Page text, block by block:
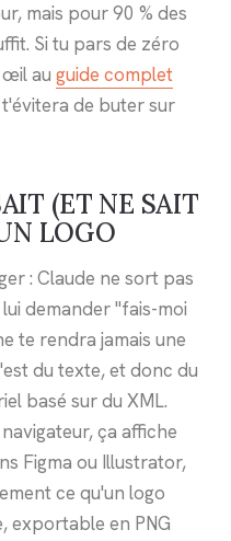
mais pour 90 % des
Si tu pars de zéro
œil au guide complet
t'évitera de buter sur
(ET NE SAIT
LOGO
: Claude ne sort pas
lui demander "fais-moi
te rendra jamais une
du texte, et donc du
basé sur du XML.
ça affiche
Figma ou Illustrator,
ce qu'un logo
exportable en PNG